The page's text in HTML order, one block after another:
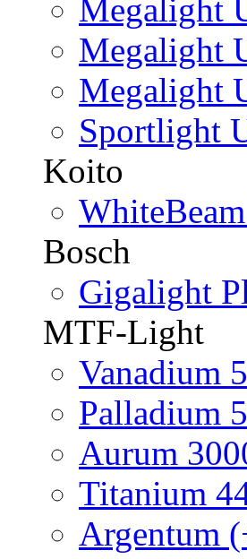
Megalight
Megalight
Megalight
Sportlight
Koito
Bosch
Gigalight
MTF-Light
Vanadium
Palladium
Aurum
Titanium
Argentum